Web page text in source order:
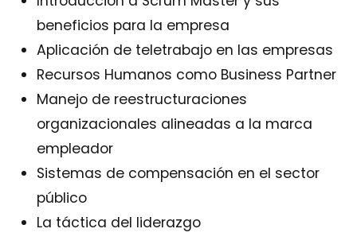
beneficios para la empresa
Aplicación de teletrabajo en las empresas
Recursos Humanos como Business Partner
Manejo de reestructuraciones
organizacionales alineadas a la marca
empleador
Sistemas de compensación en el sector
público
La táctica del liderazgo